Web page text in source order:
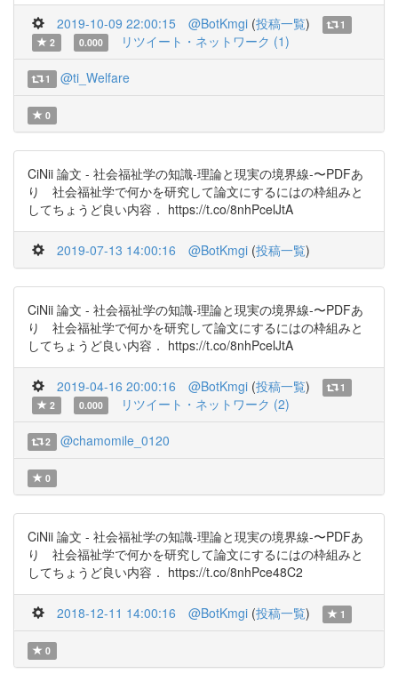
2019-10-09 22:00:15 @BotKmgi (投稿一覧)
1
2
0.000 リツイート・ネットワーク (1)
1 @ti_Welfare
0
CiNii 論文 - 社会福祉学の知識-理論と現実の境界線-〜PDFあ
り 社会福祉学で何かを研究して論文にするにはの枠組みと
してちょうど良い内容． https://t.co/8nhPcelJtA
2019-07-13 14:00:16 @BotKmgi (投稿一覧)
CiNii 論文 - 社会福祉学の知識-理論と現実の境界線-〜PDFあ
り 社会福祉学で何かを研究して論文にするにはの枠組みと
してちょうど良い内容． https://t.co/8nhPcelJtA
2019-04-16 20:00:16 @BotKmgi (投稿一覧)
1
2
0.000 リツイート・ネットワーク (2)
2 @chamomile_0120
0
CiNii 論文 - 社会福祉学の知識-理論と現実の境界線-〜PDFあ
り 社会福祉学で何かを研究して論文にするにはの枠組みと
してちょうど良い内容． https://t.co/8nhPce48C2
2018-12-11 14:00:16 @BotKmgi (投稿一覧) 1
0